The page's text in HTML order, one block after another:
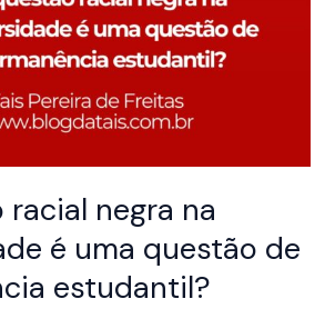
racial negra na
é uma questão de
estudantil?